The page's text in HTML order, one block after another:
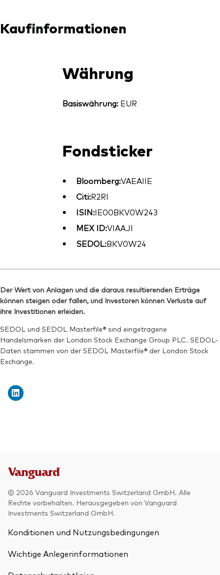
Kaufinformationen
Währung
Basiswährung: EUR
Fondsticker
Bloomberg:VAEAIIE
Citi:R2RI
ISIN:IE00BKV0W243
MEX ID:VIAAJI
SEDOL:BKV0W24
Der Wert von Anlagen und die daraus resultierenden Erträge
können steigen oder fallen, und Investoren können Verluste auf
ihre Investitionen erleiden.
SEDOL und SEDOL Masterfile® sind eingetragene
Handelsmarken der London Stock Exchange Group PLC. SEDOL-
Daten stammen von der SEDOL Masterfile® der London Stock
Exchange.
© 2026 Vanguard Investments Switzerland GmbH. Alle
Rechte vorbehalten. Herausgegeben von Vanguard
Investments Switzerland GmbH.
Konditionen und Nutzungsbedingungen
Wichtige Anlegerinformationen